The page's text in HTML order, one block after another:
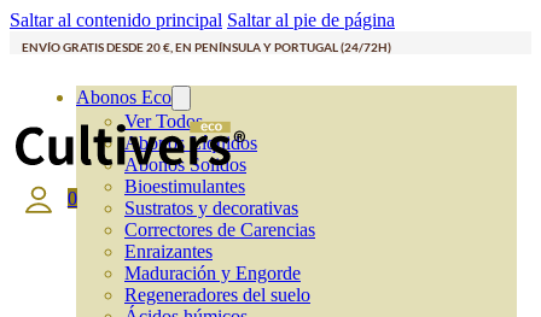
Saltar al contenido principal Saltar al pie de página
ENVÍO GRATIS DESDE 20 €, EN PENÍNSULA Y PORTUGAL (24/72H)
Abonos Eco
Ver Todos
Abonos Líquidos
Abonos Solidos
Bioestimulantes
Sustratos y decorativas
Correctores de Carencias
Enraizantes
Maduración y Engorde
Regeneradores del suelo
0